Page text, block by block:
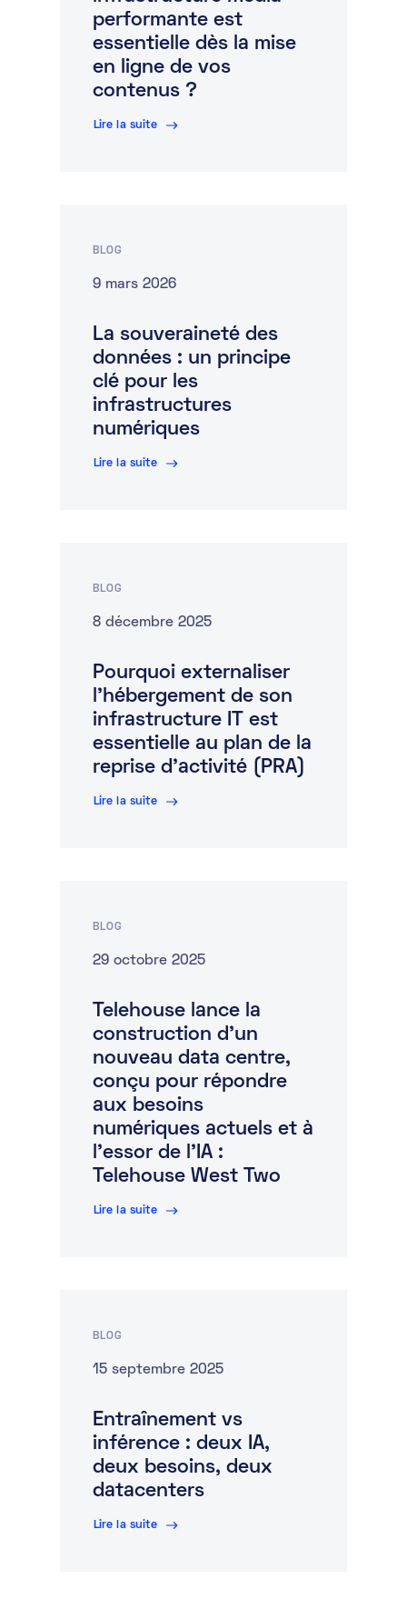
performante est
essentielle dès la mise
en ligne de vos
contenus ?
Lire la suite
BLOG
9 mars 2026
La souveraineté des
données : un principe
clé pour les
infrastructures
numériques
Lire la suite
BLOG
8 décembre 2025
Pourquoi externaliser
l’hébergement de son
infrastructure IT est
essentielle au plan de la
reprise d’activité (PRA)
Lire la suite
BLOG
29 octobre 2025
Telehouse lance la
construction d’un
nouveau data centre,
conçu pour répondre
aux besoins
numériques actuels et à
l’essor de l’IA :
Telehouse West Two
Lire la suite
BLOG
15 septembre 2025
Entraînement vs
inférence : deux IA,
deux besoins, deux
datacenters
Lire la suite